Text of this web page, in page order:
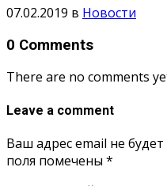
07.02.2019 в Новости
0 Comments
There are no comments
Leave a comment
Ваш адрес email не
поля помечены *